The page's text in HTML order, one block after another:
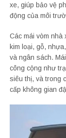
xe, giúp bảo vệ
động của môi
Các mái vòm
kim loại, gỗ,
và ngân sách.
công cộng như
siêu thị, và trong
cấp không gian